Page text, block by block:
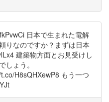
日本で生まれた電解
りなのですか？まずは日本
建築物方面とお見受けし
しょう。
H8sQHXewP8 もう一つ